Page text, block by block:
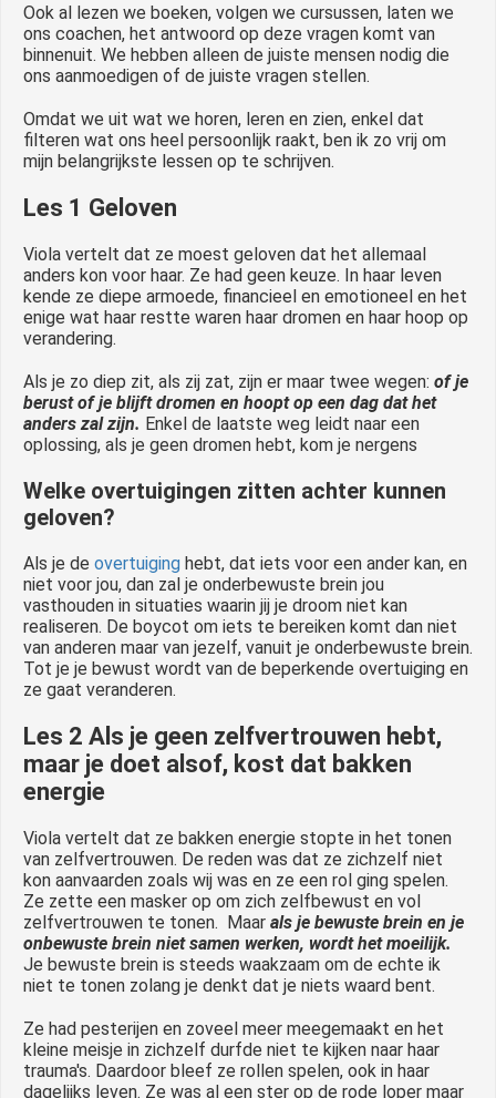
Ook al lezen we boeken, volgen we cursussen, laten we
ons coachen, het antwoord op deze vragen komt van
binnenuit. We hebben alleen de juiste mensen nodig die
ons aanmoedigen of de juiste vragen stellen.
Omdat we uit wat we horen, leren en zien, enkel dat
filteren wat ons heel persoonlijk raakt, ben ik zo vrij om
mijn belangrijkste lessen op te schrijven.
Les 1 Geloven
Viola vertelt dat ze moest geloven dat het allemaal
anders kon voor haar. Ze had geen keuze. In haar leven
kende ze diepe armoede, financieel en emotioneel en het
enige wat haar restte waren haar dromen en haar hoop op
verandering.
Als je zo diep zit, als zij zat, zijn er maar twee wegen: of je
berust of je blijft dromen en hoopt op een dag dat het
anders zal zijn. Enkel de laatste weg leidt naar een
oplossing, als je geen dromen hebt, kom je nergens
Welke overtuigingen zitten achter kunnen
geloven?
Als je de overtuiging hebt, dat iets voor een ander kan, en
niet voor jou, dan zal je onderbewuste brein jou
vasthouden in situaties waarin jij je droom niet kan
realiseren. De boycot om iets te bereiken komt dan niet
van anderen maar van jezelf, vanuit je onderbewuste brein.
Tot je je bewust wordt van de beperkende overtuiging en
ze gaat veranderen.
Les 2 Als je geen zelfvertrouwen hebt,
maar je doet alsof, kost dat bakken
energie
Viola vertelt dat ze bakken energie stopte in het tonen
van zelfvertrouwen. De reden was dat ze zichzelf niet
kon aanvaarden zoals wij was en ze een rol ging spelen.
Ze zette een masker op om zich zelfbewust en vol
zelfvertrouwen te tonen. Maar als je bewuste brein en je
onbewuste brein niet samen werken, wordt het moeilijk.
Je bewuste brein is steeds waakzaam om de echte ik
niet te tonen zolang je denkt dat je niets waard bent.
Ze had pesterijen en zoveel meer meegemaakt en het
kleine meisje in zichzelf durfde niet te kijken naar haar
trauma's. Daardoor bleef ze rollen spelen, ook in haar
dagelijks leven. Ze was al een ster op de rode loper maar